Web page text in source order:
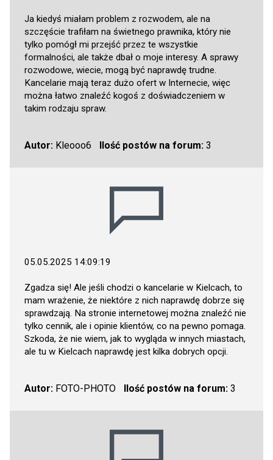
Ja kiedyś miałam problem z rozwodem, ale na
szczęście trafiłam na świetnego prawnika, który nie
tylko pomógł mi przejść przez te wszystkie
formalności, ale także dbał o moje interesy. A sprawy
rozwodowe, wiecie, mogą być naprawdę trudne.
Kancelarie mają teraz dużo ofert w Internecie, więc
można łatwo znaleźć kogoś z doświadczeniem w
takim rodzaju spraw.
Autor: Kleooo6 Ilość postów na forum:3
05.05.2025 14:09:19
Zgadza się! Ale jeśli chodzi o kancelarie w Kielcach, to
mam wrażenie, że niektóre z nich naprawdę dobrze się
sprawdzają. Na stronie internetowej można znaleźć nie
tylko cennik, ale i opinie klientów, co na pewno pomaga.
Szkoda, że nie wiem, jak to wygląda w innych miastach,
ale tu w Kielcach naprawdę jest kilka dobrych opcji.
Autor: FOTO-PHOTO Ilość postów na forum:3